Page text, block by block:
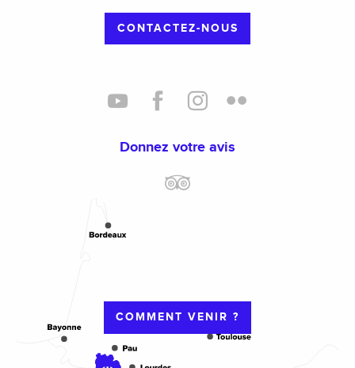
CONTACTEZ-NOUS
Donnez votre avis
COMMENT VENIR ?